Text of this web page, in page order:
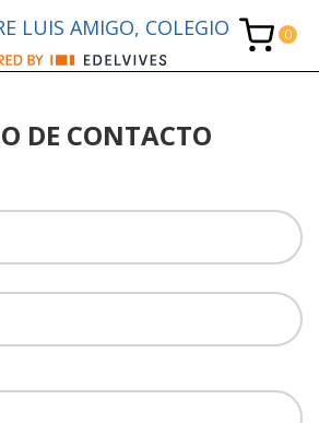
LUIS AMIGO, COLEGIO
DE CONTACTO